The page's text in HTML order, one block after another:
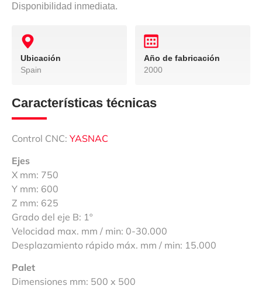
Disponibilidad inmediata.
Ubicación
Spain
Año de fabricación
2000
Características técnicas
Control CNC: YASNAC
Ejes
X mm: 750
Y mm: 600
Z mm: 625
Grado del eje B: 1º
Velocidad max. mm / min: 0-30.000
Desplazamiento rápido máx. mm / min: 15.000
Palet
Dimensiones mm: 500 x 500